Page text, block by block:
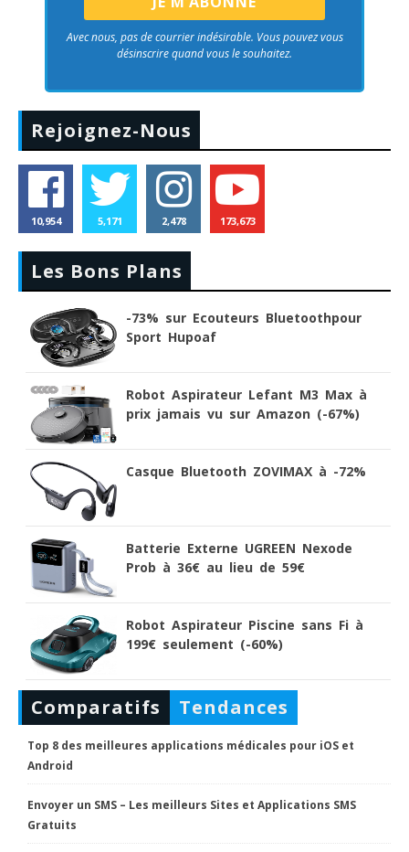
Avec nous, pas de courrier indésirable. Vous pouvez vous
désinscrire quand vous le souhaitez.
Rejoignez-Nous
10,954 5,171 2,478 173,673
Les Bons Plans
-73% sur Ecouteurs Bluetoothpour
Sport Hupoaf
Robot Aspirateur Lefant M3 Max à
prix jamais vu sur Amazon (-67%)
Casque Bluetooth ZOVIMAX à -72%
Batterie Externe UGREEN Nexode
Prob à 36€ au lieu de 59€
Robot Aspirateur Piscine sans Fi à
199€ seulement (-60%)
Comparatifs Tendances
Top 8 des meilleures applications médicales pour iOS et
Android
Envoyer un SMS – Les meilleurs Sites et Applications SMS
Gratuits